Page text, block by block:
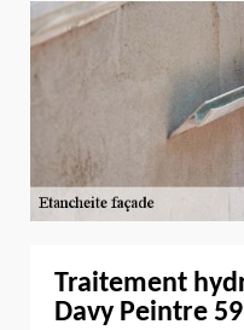
Traitement
Davy Peintre 59